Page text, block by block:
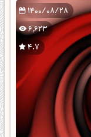
1400/08/28
6,623
4.7